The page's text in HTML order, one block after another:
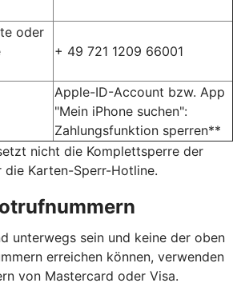
oder
+ 49 721 1209 66001
Apple-ID-Account bzw. App
"Mein iPhone suchen":
Zahlungsfunktion sperren**
nicht die Komplettsperre der
Karten-Sperr-Hotline.
unterwegs sein und keine der oben
erreichen können, verwenden
von Mastercard oder Visa.